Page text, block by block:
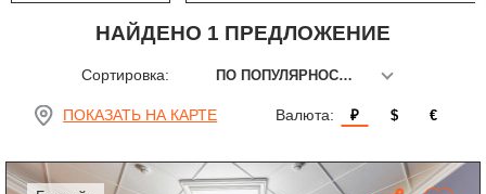
НАЙДЕНО 1 ПРЕДЛОЖЕНИЕ
Сортировка: ПО ПОПУЛЯРНОСТИ
ПОКАЗАТЬ НА КАРТЕ Валюта: ₽ $ €